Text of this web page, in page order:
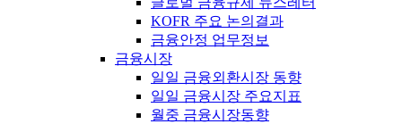
KOFR 주요 논의결과
금융안정 업무정보
금융시장
일일 금융외환시장 동향
일일 금융시장 주요지표
월중 금융시장동향